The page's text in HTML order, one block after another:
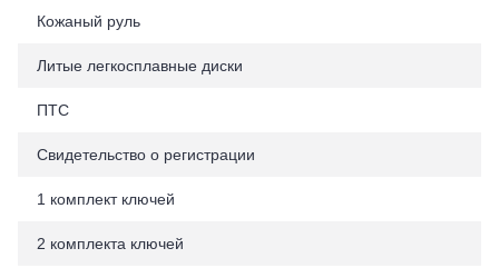
Кожаный руль
Литые легкосплавные диски
ПТС
Свидетельство о регистрации
1 комплект ключей
2 комплекта ключей